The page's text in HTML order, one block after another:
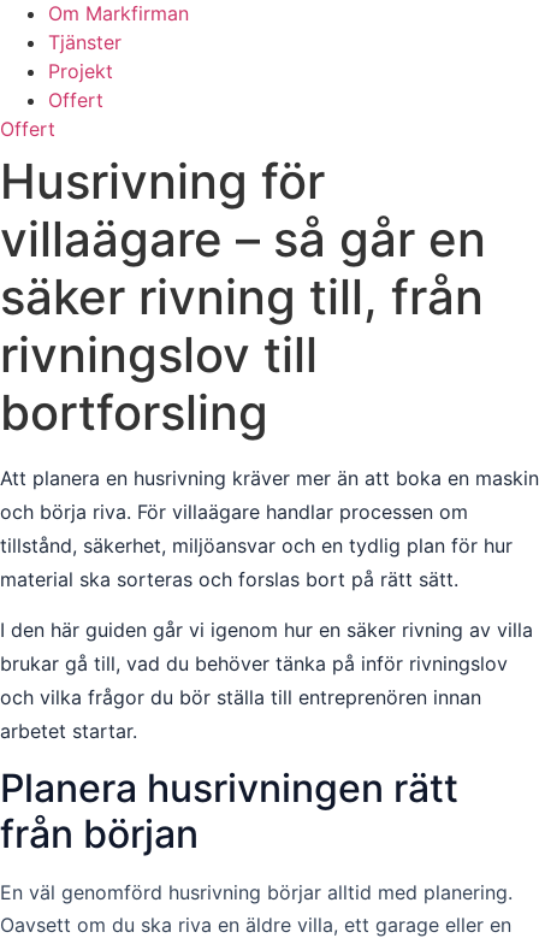
Om Markfirman
Tjänster
Projekt
Offert
Offert
Husrivning för
villaägare – så går en
säker rivning till, från
rivningslov till
bortforsling
Att planera en husrivning kräver mer än att boka en maskin
och börja riva. För villaägare handlar processen om
tillstånd, säkerhet, miljöansvar och en tydlig plan för hur
material ska sorteras och forslas bort på rätt sätt.
I den här guiden går vi igenom hur en säker rivning av villa
brukar gå till, vad du behöver tänka på inför rivningslov
och vilka frågor du bör ställa till entreprenören innan
arbetet startar.
Planera husrivningen rätt
från början
En väl genomförd husrivning börjar alltid med planering.
Oavsett om du ska riva en äldre villa, ett garage eller en